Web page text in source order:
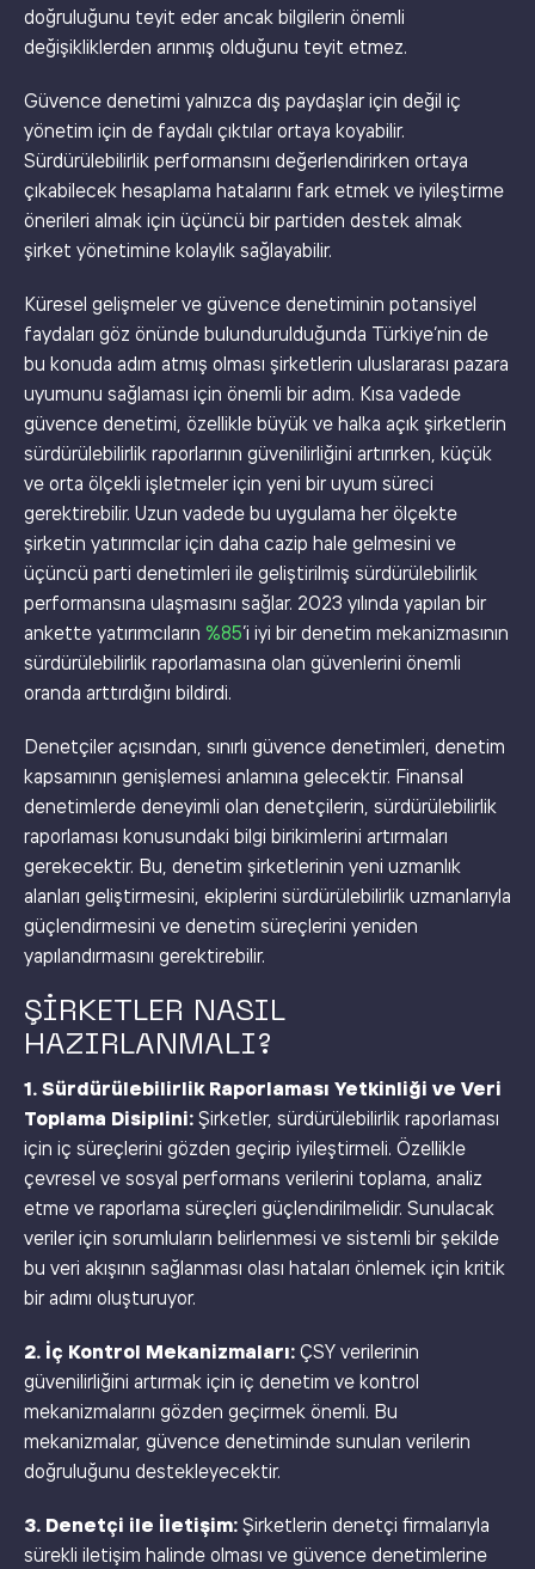
doğruluğunu teyit eder ancak bilgilerin önemli
değişikliklerden arınmış olduğunu teyit etmez.
Güvence denetimi yalnızca dış paydaşlar için değil iç
yönetim için de faydalı çıktılar ortaya koyabilir.
Sürdürülebilirlik performansını değerlendirirken ortaya
çıkabilecek hesaplama hatalarını fark etmek ve iyileştirme
önerileri almak için üçüncü bir partiden destek almak
şirket yönetimine kolaylık sağlayabilir.
Küresel gelişmeler ve güvence denetiminin potansiyel
faydaları göz önünde bulundurulduğunda Türkiye’nin de
bu konuda adım atmış olması şirketlerin uluslararası pazara
uyumunu sağlaması için önemli bir adım. Kısa vadede
güvence denetimi, özellikle büyük ve halka açık şirketlerin
sürdürülebilirlik raporlarının güvenilirliğini artırırken, küçük
ve orta ölçekli işletmeler için yeni bir uyum süreci
gerektirebilir. Uzun vadede bu uygulama her ölçekte
şirketin yatırımcılar için daha cazip hale gelmesini ve
üçüncü parti denetimleri ile geliştirilmiş sürdürülebilirlik
performansına ulaşmasını sağlar. 2023 yılında yapılan bir
ankette yatırımcıların %85’i iyi bir denetim mekanizmasının
sürdürülebilirlik raporlamasına olan güvenlerini önemli
oranda arttırdığını bildirdi.
Denetçiler açısından, sınırlı güvence denetimleri, denetim
kapsamının genişlemesi anlamına gelecektir. Finansal
denetimlerde deneyimli olan denetçilerin, sürdürülebilirlik
raporlaması konusundaki bilgi birikimlerini artırmaları
gerekecektir. Bu, denetim şirketlerinin yeni uzmanlık
alanları geliştirmesini, ekiplerini sürdürülebilirlik uzmanlarıyla
güçlendirmesini ve denetim süreçlerini yeniden
yapılandırmasını gerektirebilir.
ŞİRKETLER NASIL
HAZIRLANMALI?
1. Sürdürülebilirlik Raporlaması Yetkinliği ve Veri
Toplama Disiplini: Şirketler, sürdürülebilirlik raporlaması
için iç süreçlerini gözden geçirip iyileştirmeli. Özellikle
çevresel ve sosyal performans verilerini toplama, analiz
etme ve raporlama süreçleri güçlendirilmelidir. Sunulacak
veriler için sorumluların belirlenmesi ve sistemli bir şekilde
bu veri akışının sağlanması olası hataları önlemek için kritik
bir adımı oluşturuyor.
2. İç Kontrol Mekanizmaları: ÇSY verilerinin
güvenilirliğini artırmak için iç denetim ve kontrol
mekanizmalarını gözden geçirmek önemli. Bu
mekanizmalar, güvence denetiminde sunulan verilerin
doğruluğunu destekleyecektir.
3. Denetçi ile İletişim: Şirketlerin denetçi firmalarıyla
sürekli iletişim halinde olması ve güvence denetimlerine